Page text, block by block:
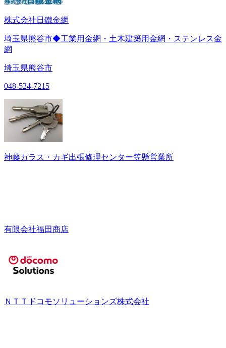
株式会社日鐵金網
埼玉県熊谷市◆工業用金網・土木建築用金網・ステンレス金
網
埼玉県熊谷市
048-524-7215
神藤ガラス・カギ出張修理センター笠懸営業所
有限会社福田商店
ＮＴＴドコモソリューションズ株式会社